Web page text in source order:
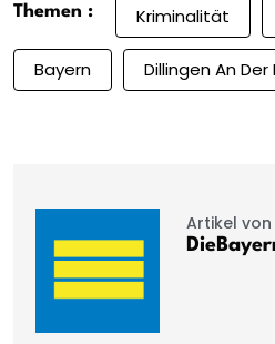
Themen : Kriminalität
Bayern Dillingen An Der
Artikel von